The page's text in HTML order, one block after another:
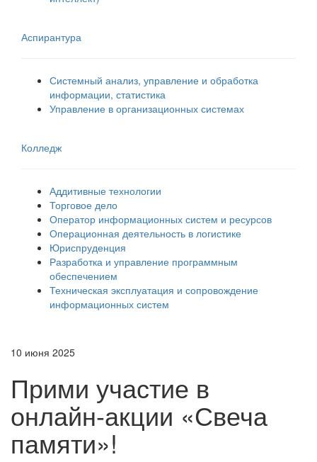
Аспирантура
Системный анализ, управление и обработка
информации, статистика
Управление в организационных системах
Колледж
Аддитивные технологии
Торговое дело
Оператор информационных систем и ресурсов
Операционная деятельность в логистике
Юриспруденция
Разработка и управление программным
обеспечением
Техническая эксплуатация и сопровождение
информационных систем
10 июня 2025
Прими участие в
онлайн-акции «Свеча
памяти»!